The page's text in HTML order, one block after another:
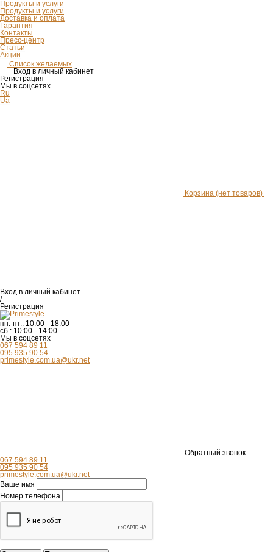
Продукты и услуги
Продукты и услуги
Доставка и оплата
Гарантия
Контакты
Пресс-центр
Статьи
Акции
Список желаемых
Вход в личный кабинет
Регистрация
Мы в соцсетях
Ru
Ua
Корзина (нет товаров)
Вход в личный кабинет
/
Регистрация
пн.-пт.: 10:00 - 18:00
сб.: 10:00 - 14:00
Мы в соцсетях
067 594 89 11
095 935 90 54
primestyle.com.ua@ukr.net
Обратный звонок
067 594 89 11
095 935 90 54
primestyle.com.ua@ukr.net
Ваше имя
Номер телефона